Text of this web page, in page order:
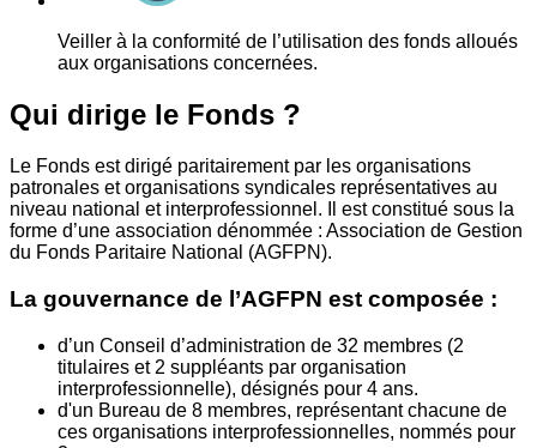
Veiller à la conformité de l’utilisation des fonds alloués
aux organisations concernées.
Qui dirige le Fonds ?
Le Fonds est dirigé paritairement par les organisations
patronales et organisations syndicales représentatives au
niveau national et interprofessionnel. Il est constitué sous la
forme d’une association dénommée : Association de Gestion
du Fonds Paritaire National (AGFPN).
La gouvernance de l’AGFPN est composée :
d’un Conseil d’administration de 32 membres (2
titulaires et 2 suppléants par organisation
interprofessionnelle), désignés pour 4 ans.
d'un Bureau de 8 membres, représentant chacune de
ces organisations interprofessionnelles, nommés pour